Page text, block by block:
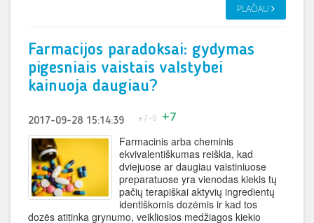
PLAČIAU
Farmacijos paradoksai: gydymas
pigesniais vaistais valstybei
kainuoja daugiau?
2017-09-28 15:14:39 +7 -0 +7
Farmacinis arba cheminis
ekvivalentiškumas reiškia, kad
dviejuose ar daugiau vaistiniuose
preparatuose yra vienodas kiekis tų
pačių terapiškai aktyvių ingredientų
identiškomis dozėmis ir kad tos
dozės atitinka grynumo, veikliosios medžiagos kiekio